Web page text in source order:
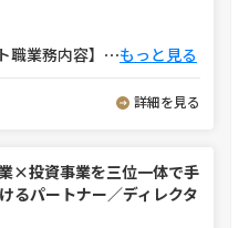
職業務内容】 ⋯もっと見る
詳細を見る
×投資事業を三位一体で手
るパートナー／ディレクタ